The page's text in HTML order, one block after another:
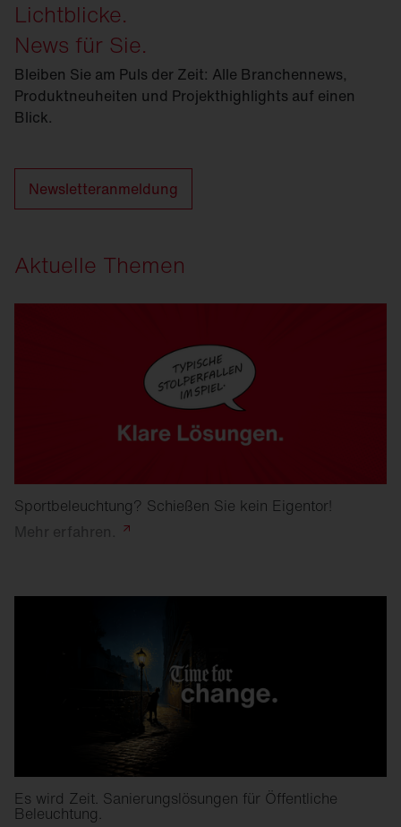
Lichtblicke.
News für Sie.
Bleiben Sie am Puls der Zeit: Alle Branchennews,
Produktneuheiten und Projekthighlights auf einen
Blick.
Newsletteranmeldung
Aktuelle Themen
Sportbeleuchtung? Schießen Sie kein Eigentor!
Mehr erfahren.
Es wird Zeit. Sanierungslösungen für Öffentliche
Beleuchtung.